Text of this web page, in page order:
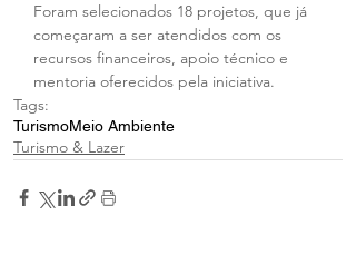
Foram selecionados 18 projetos, que já
começaram a ser atendidos com os
recursos financeiros, apoio técnico e
mentoria oferecidos pela iniciativa.
Tags:
TurismoMeio Ambiente
Turismo & Lazer